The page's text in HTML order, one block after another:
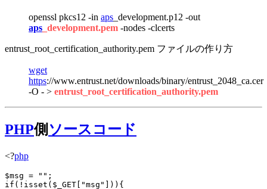
openssl pkcs12 -in aps _development.p12 -out
aps _development.pem -nodes -clcerts
entrust_root_certification_authority.pem ファイルの作り方
wget
https://www.entrust.net/downloads/binary/entrust_2048_ca.cer
-O - > entrust_root_certification_authority.pem
PHP側 ソースコード
<?php
$msg = "";
if(! isset ($_GET["msg"])){